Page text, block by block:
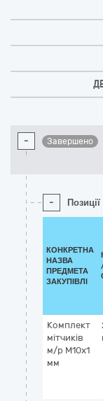
- Завершено
- Позиції
КОНКРЕТНА
НАЗВА
ПРЕДМЕТА
ЗАКУПІВЛІ
Комплект
мітчиків
м/р М10х1
мм